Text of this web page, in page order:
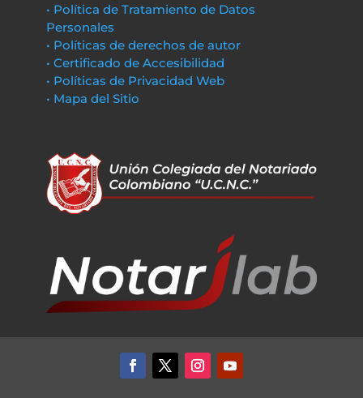
• Política de Tratamiento de Datos
Personales
• Políticas de derechos de autor
• Certificado de Accesibilidad
• Políticas de Privacidad Web
• Mapa del Sitio